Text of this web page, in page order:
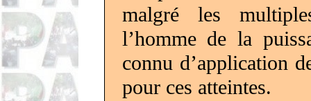
malgré les
l’homme de la
connu d’application
pour ces atteintes.